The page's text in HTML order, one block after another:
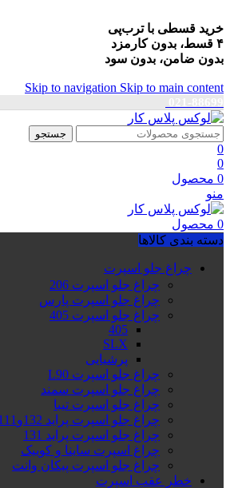
خرید قسطی با ترب‌پی
۴ قسط، بدون کارمزد
بدون ضامن، بدون سود
Skip to navigation Skip to main content
جستجو
0
0
0 محصول
منو
0 محصول
دسته بندی کالاها
چراغ جلو اسپرت
چراغ جلو اسپرت 206
چراغ جلو اسپرت پارس
چراغ جلو اسپرت 405
405
SLX
پرشیایی
چراغ جلو اسپرت L90
چراغ جلو اسپرت سمند
چراغ جلو اسپرت تیبا
چراغ جلو اسپرت پراید 132و111
چراغ جلو اسپرت پراید 131
چراغ اسپرت ساینا و کوییک
چراغ جلو اسپرت پیکان وانت
خطر عقب اسپرت